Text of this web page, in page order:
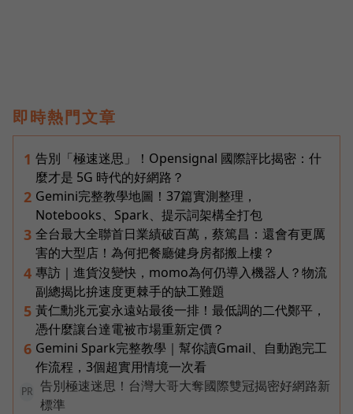
即時熱門文章
1 告別「極速迷思」！Opensignal 國際評比揭密：什
麼才是 5G 時代的好網路？
2 Gemini完整教學地圖！37篇實測整理，
Notebooks、Spark、提示詞架構全打包
3 全台最大全聯首日業績破百萬，蔡篤昌：還會有更厲
害的大型店！為何把餐廳健身房都搬上樓？
4 專訪｜進貨沒變快，momo為何仍導入機器人？物流
副總揭比拚速度更棘手的缺工難題
5 黃仁勳兆元宴永遠站最後一排！最低調的二代鄭平，
憑什麼讓台達電被市場重新定價？
6 Gemini Spark完整教學｜幫你讀Gmail、自動跑完工
作流程，3個超實用情境一次看
PR
告別極速迷思！台灣大哥大奪國際雙冠揭密好網路新
標準